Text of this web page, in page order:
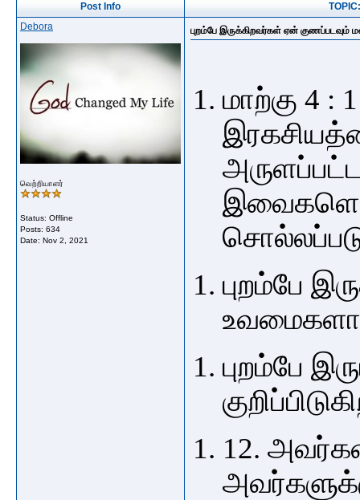
Post Info
Debora
வெற்றியாளர்
Status: Offline
Posts: 634
Date: Nov 2, 2021
புறம்பே இருக்கிறவர்கள் ஏன் குணப்படவும்
மாற்கு 4 :
புறம்பே
புறம்பே
12.